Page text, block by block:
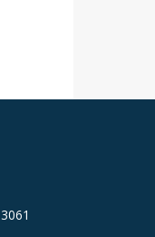
3061